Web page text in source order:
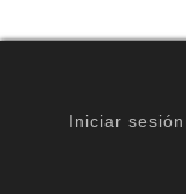
Iniciar sesión